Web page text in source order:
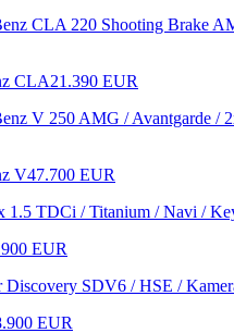
CLA21.390 EUR
V47.700 EUR
EUR
EUR